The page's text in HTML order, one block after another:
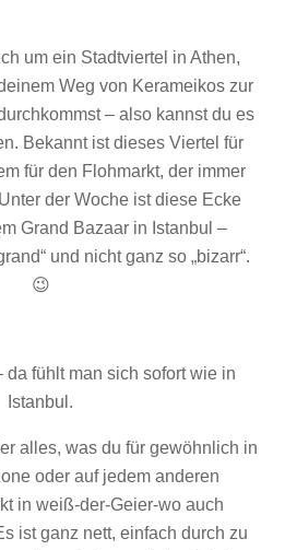
um ein Stadtviertel in Athen,
Weg von Kerameikos zur
– also kannst du es
Bekannt ist dieses Viertel für
für den Flohmarkt, der immer
der Woche ist diese Ecke
Grand Bazaar in Istanbul –
und nicht ganz so „bizarr“.
😉
da fühlt man sich sofort wie in
Istanbul.
alles, was du für gewöhnlich in
oder auf jedem anderen
in weiß-der-Geier-wo auch
ist ganz nett, einfach durch zu